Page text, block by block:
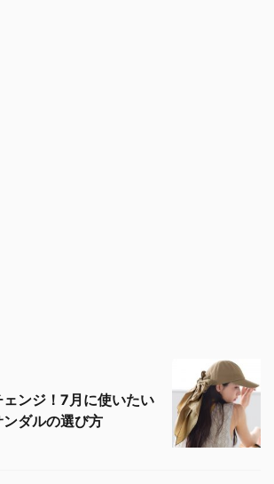
ンジ！7月に使いたい
ダルの選び方